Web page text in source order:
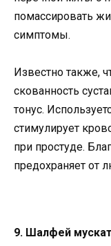
помассировать
симптомы.
Известно также,
скованность
тонус.
стимулирует
при простуде.
предохраняет от
9. Шалфей